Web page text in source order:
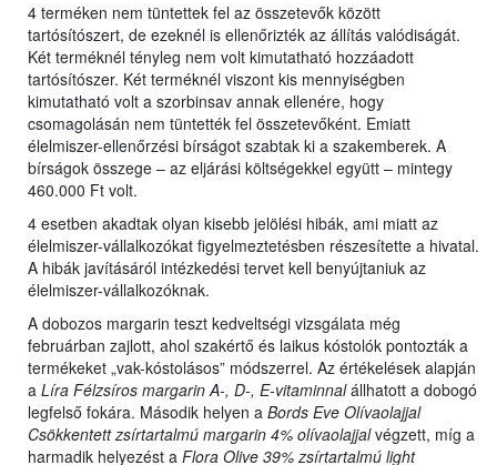
4 terméken nem tüntettek fel az összetevők között
tartósítószert, de ezeknél is ellenőrizték az állítás valódiságát.
Két terméknél tényleg nem volt kimutatható hozzáadott
tartósítószer. Két terméknél viszont kis mennyiségben
kimutatható volt a szorbinsav annak ellenére, hogy
csomagolásán nem tüntették fel összetevőként. Emiatt
élelmiszer-ellenőrzési bírságot szabtak ki a szakemberek. A
bírságok összege – az eljárási költségekkel együtt – mintegy
460.000 Ft volt.
4 esetben akadtak olyan kisebb jelölési hibák, ami miatt az
élelmiszer-vállalkozókat figyelmeztetésben részesítette a hivatal.
A hibák javításáról intézkedési tervet kell benyújtaniuk az
élelmiszer-vállalkozóknak.
A dobozos margarin teszt kedveltségi vizsgálata még
februárban zajlott, ahol szakértő és laikus kóstolók pontozták a
termékeket „vak-kóstolásos” módszerrel. Az értékelések alapján
a Líra Félzsíros margarin A-, D-, E-vitaminnalállhatott a dobogó
legfelső fokára. Második helyen a Bords Eve Olívaolajjal
Csökkentett zsírtartalmú margarin 4% olívaolajjalvégzett, míg a
harmadik helyezést a Flora Olive 39% zsírtartalmú light